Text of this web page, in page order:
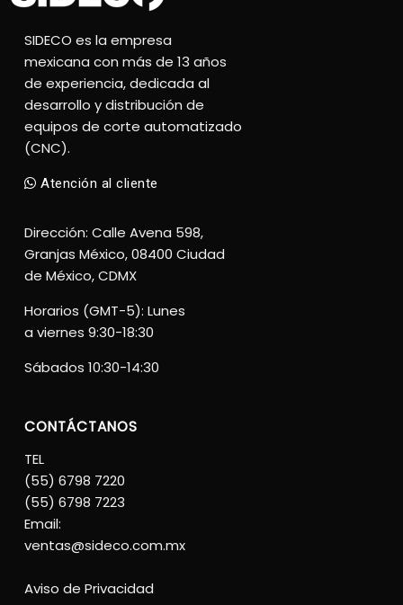
SIDECO es la empresa
mexicana con más de 13 años
de experiencia, dedicada al
desarrollo y distribución de
equipos de corte automatizado
(CNC).
Atención al cliente
Dirección: Calle Avena 598,
Granjas México, 08400 Ciudad
de México, CDMX
Horarios (GMT-5): Lunes
a viernes 9:30-18:30
Sábados 10:30-14:30
CONTÁCTANOS
TEL
(55) 6798 7220
(55) 6798 7223
Email:
ventas@sideco.com.mx
Aviso de Privacidad